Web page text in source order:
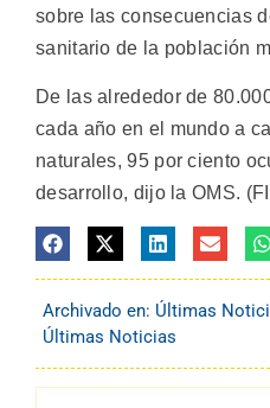
sobre las consecuencias
sanitario de la población
De las alrededor de
cada año en el mundo a
naturales, 95 por ciento
desarrollo, dijo la OMS.
Archivado en: Últimas
Últimas Noticias